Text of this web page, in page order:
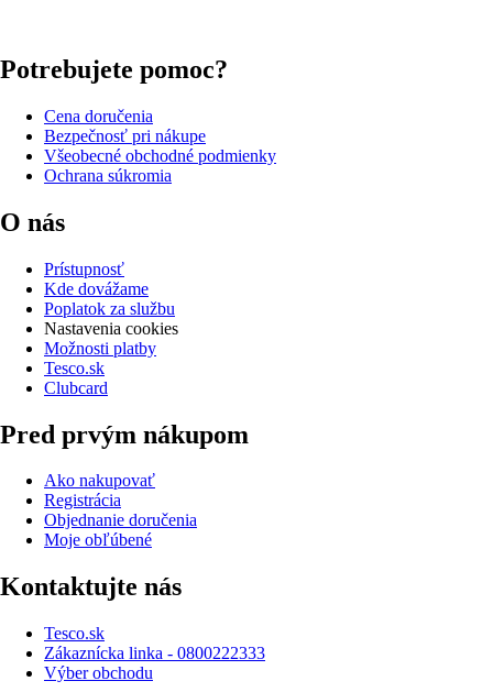
Potrebujete pomoc?
Cena doručenia
Bezpečnosť pri nákupe
Všeobecné obchodné podmienky
Ochrana súkromia
O nás
Prístupnosť
Kde dovážame
Poplatok za službu
Nastavenia cookies
Možnosti platby
Tesco.sk
Clubcard
Pred prvým nákupom
Ako nakupovať
Registrácia
Objednanie doručenia
Moje obľúbené
Kontaktujte nás
Tesco.sk
Zákaznícka linka - 0800222333
Výber obchodu